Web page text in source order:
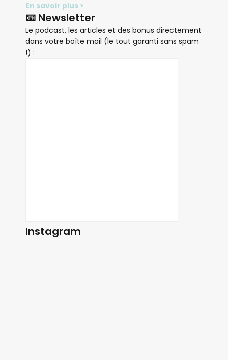
En savoir plus >
📧 Newsletter
Le podcast, les articles et des bonus directement
dans votre boîte mail (le tout garanti sans spam
!) :
Instagram